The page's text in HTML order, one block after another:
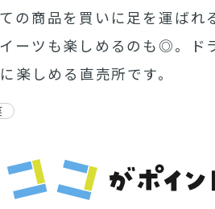
の商品を買いに足を運ばれ
ーツも楽しめるのも◎。ド
楽しめる直売所です。